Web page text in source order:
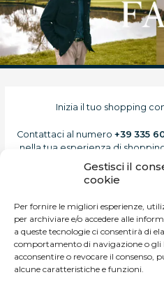
Gestisci il
cookie
Per fornire le migliori esperienze,
per archiviare e/o accedere alle
a queste tecnologie ci consentirà di
comportamento di navigazione o gli
acconsentire o revocare il consenso,
alcune caratteristiche e funzioni.
Inizia il tuo shopping
Contattaci al numero +39 335
nella tua esperienza di
Sfoglia il catalogo e scopri
Contattaci per ricevere tutte le
preferisci, le modalità di
TUTTI I